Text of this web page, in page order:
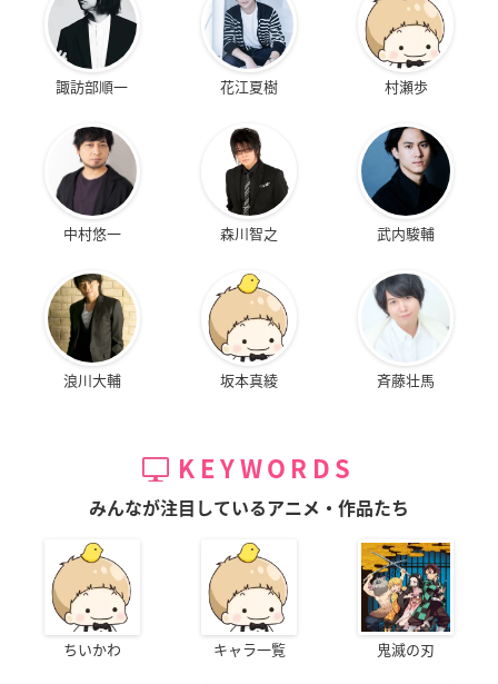
諏訪部順一 花江夏樹 村瀬歩
中村悠一 森川智之 武内駿輔
浪川大輔 坂本真綾 斉藤壮馬
KEYWORDS
みんなが注目しているアニメ・作品たち
ちいかわ キャラ一覧 鬼滅の刃